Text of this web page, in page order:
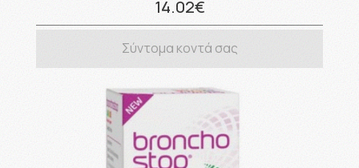
14.02€
Σύντομα κοντά σας